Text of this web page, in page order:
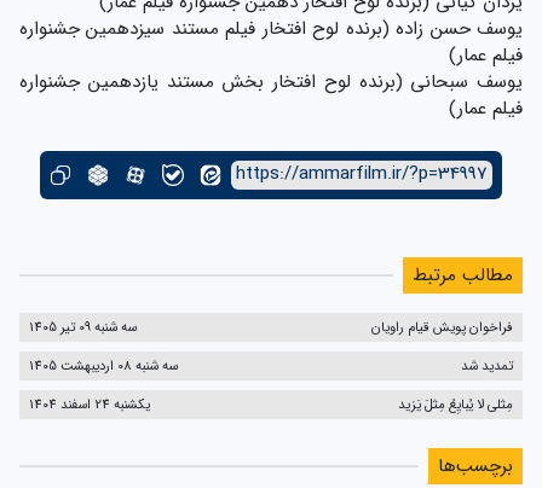
يوسف حسن زاده (برنده لوح افتخار فیلم مستند سیزدهمین جشنواره
فیلم عمار)
یوسف سبحانی (برنده لوح افتخار بخش مستند یازدهمین جشنواره
فیلم عمار)
https://ammarfilm.ir/?p=34997
مطالب مرتبط
فراخوان پویش قیام راویان
سه شنبه 09 تیر 1405
تمدید شد
سه شنبه 08 اردیبهشت 1405
مِثلی لا یُبایِعُ مِثلَ یَزید
یکشنبه 24 اسفند 1404
برچسب‌ها